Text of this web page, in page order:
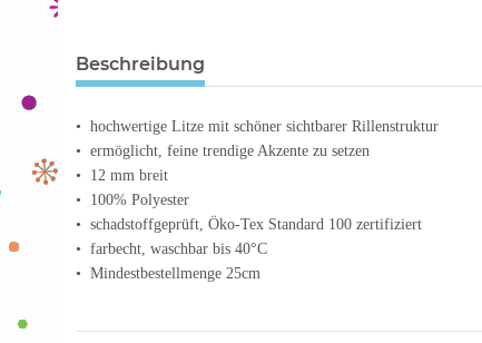
Beschreibung
• hochwertige Litze mit schöner sichtbarer Rillenstruktur
• ermöglicht, feine trendige Akzente zu setzen
• 12 mm breit
• 100% Polyester
• schadstoffgeprüft, Öko-Tex Standard 100 zertifiziert
• farbecht, waschbar bis 40°C
• Mindestbestellmenge 25cm